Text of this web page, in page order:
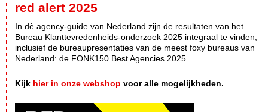
red alert 2025
In dè agency-guide van Nederland zijn de resultaten van het
Bureau Klanttevredenheids-onderzoek 2025 integraal te vinden,
inclusief de bureaupresentaties van de meest foxy bureaus van
Nederland: de FONK150 Best Agencies 2025.
Kijk hier in onze webshop voor alle mogelijkheden.